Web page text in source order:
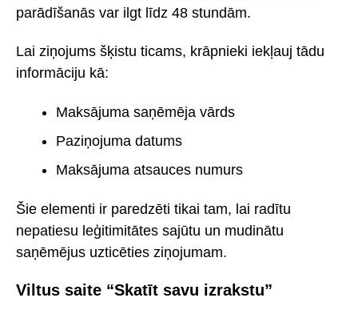
parādīšanās var ilgt līdz 48 stundām.
Lai ziņojums šķistu ticams, krāpnieki iekļauj tādu
informāciju kā:
Maksājuma saņēmēja vārds
Paziņojuma datums
Maksājuma atsauces numurs
Šie elementi ir paredzēti tikai tam, lai radītu
nepatiesu leģitimitātes sajūtu un mudinātu
saņēmējus uzticēties ziņojumam.
Viltus saite “Skatīt savu izrakstu”